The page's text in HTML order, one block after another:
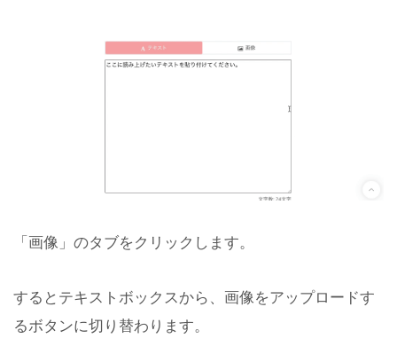
「画像」のタブをクリックします。
するとテキストボックスから、画像をアップロードす
るボタンに切り替わります。